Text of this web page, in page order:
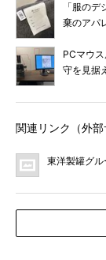
「服の
棄のアパ
PCマウ
守を見据
関連リンク（外部
東洋製罐グル